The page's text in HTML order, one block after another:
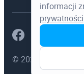
© 2023 Procad.
informacji
prywatności
iLogic w
Microsoft
Microsoft